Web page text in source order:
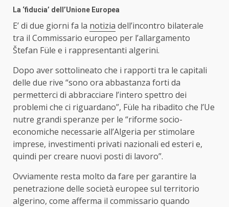
La ‘fiducia’ dell’Unione Europea
E’ di due giorni fa la notizia dell’incontro bilaterale
tra il Commissario europeo per l’allargamento
Štefan Füle e i rappresentanti algerini.
Dopo aver sottolineato che i rapporti tra le capitali
delle due rive “sono ora abbastanza forti da
permetterci di abbracciare l’intero spettro dei
problemi che ci riguardano”, Füle ha ribadito che l’Ue
nutre grandi speranze per le “riforme socio-
economiche necessarie all’Algeria per stimolare
imprese, investimenti privati nazionali ed esteri e,
quindi per creare nuovi posti di lavoro”.
Ovviamente resta molto da fare per garantire la
penetrazione delle società europee sul territorio
algerino, come afferma il commissario quando